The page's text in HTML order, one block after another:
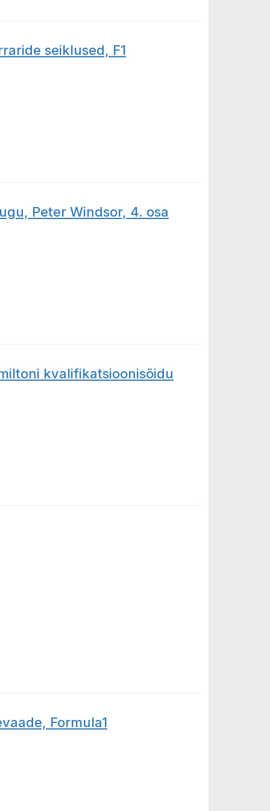
seiklused, F1
Peter Windsor, 4. osa
kvalifikatsioonisõidu
Formula1